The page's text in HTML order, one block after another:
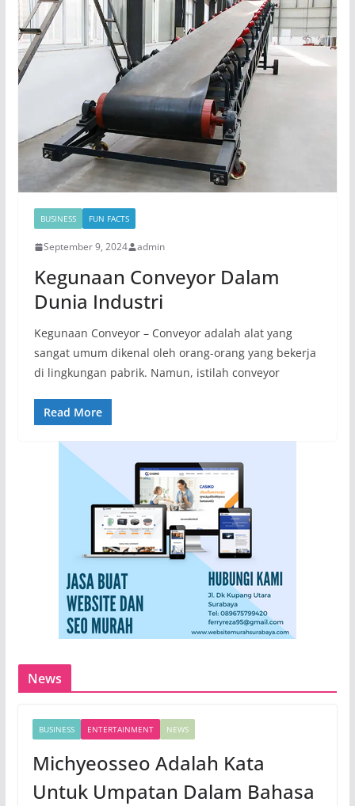
BUSINESS FUN FACTS
September 9, 2024 admin
Kegunaan Conveyor Dalam
Dunia Industri
Kegunaan Conveyor – Conveyor adalah alat yang
sangat umum dikenal oleh orang-orang yang bekerja
di lingkungan pabrik. Namun, istilah conveyor
Read More
News
BUSINESS ENTERTAINMENT NEWS
Michyeosseo Adalah Kata
Untuk Umpatan Dalam Bahasa